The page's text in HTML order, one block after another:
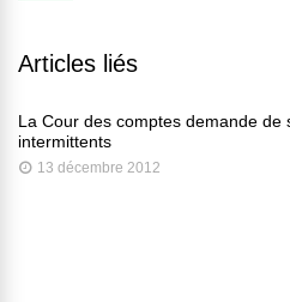
Articles liés
La Cour des comptes demande de
intermittents
13 décembre 2012